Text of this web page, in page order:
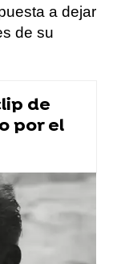
a dejar
de su
de
por el